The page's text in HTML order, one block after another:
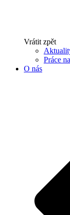
Vrátit zpět
Práce
O nás